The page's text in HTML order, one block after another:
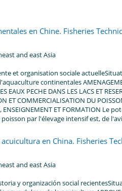
en Chine. Fisheries
and east Asia
et organisation sociale
continentales
EAUX PECHE DANS LES LACS ET
ET COMMERCIALISATION DU
ENSEIGNEMENT ET FORMATION Le
par l'élevage intensif est, de
en China. Fisheries
and east Asia
y organización social